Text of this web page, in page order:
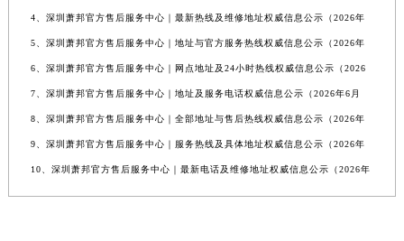
4、深圳萧邦官方售后服务中心｜最新热线及维修地址权威信息公示（2026年
5、深圳萧邦官方售后服务中心｜地址与官方服务热线权威信息公示（2026年
6、深圳萧邦官方售后服务中心｜网点地址及24小时热线权威信息公示（2026
7、深圳萧邦官方售后服务中心｜地址及服务电话权威信息公示（2026年6月
8、深圳萧邦官方售后服务中心｜全部地址与售后热线权威信息公示（2026年
9、深圳萧邦官方售后服务中心｜服务热线及具体地址权威信息公示（2026年
10、深圳萧邦官方售后服务中心｜最新电话及维修地址权威信息公示（2026年